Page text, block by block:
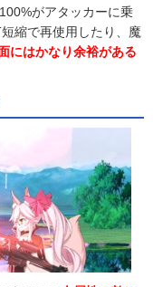
がアタッカーに乗
縮で再使用したり、魔
にはかなり余裕がある